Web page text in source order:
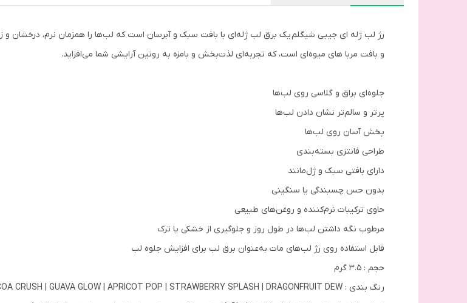
رژ لب ژله ای جیبی شیگلم یک برق لب ژله‌ای با بافت سبک و آبرسان است که لب‌ها را همزمان نرم، درخشان و
و بافت مربا های میوه‌ای است، که تجربه‌ای لذت‌بخش و بامزه به روتین آرایشی شما می‌افزاید.
جلوه‌ای براق و گلاسی روی لب‌ها
پرتر و سالم‌تر نشان دادن لب‌ها
پخش آسان روی لب‌ها
طراحی فانتزی بسته‌بندی
دارای بافتی سبک و ژل‌مانند
بدون حس چسبندگی یا سنگینی
حاوی ترکیبات نرم‌کننده و روغن‌های طبیعی
مرطوب نگه داشتن لب‌ها در طول روز و جلوگیری از خشکی یا ترک
قابل استفاده روی رژ لب‌های مات به‌عنوان برق لب برای افزایش جلوه لب
حجم : 3.5 گرم
رنگ بندی : COCOA CRUSH | GUAVA GLOW | APRICOT POP | STRAWBERRY SPLASH | DRAGONFRUIT DEW